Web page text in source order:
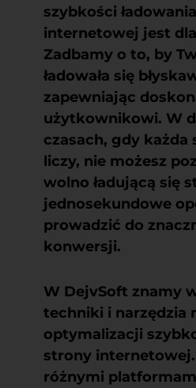
szybkości
internetowej jest
Zadbamy o to, by
ładowała się
zapewniając
użytkownikowi. W
czasach, gdy każda
liczy, nie możesz
wolno ładującą się
jednosekundowe
prowadzić do
konwersji.
W DejvSoft znamy
techniki i narzędzia
optymalizacji
strony
różnymi